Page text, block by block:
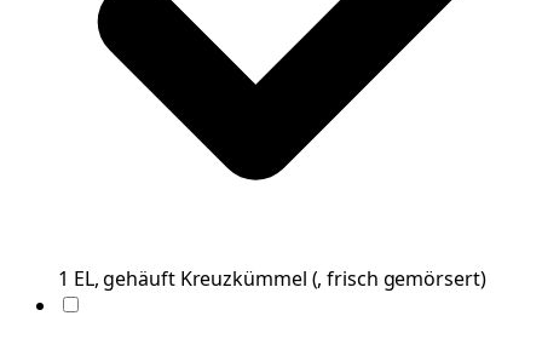
1 EL, gehäuft Kreuzkümmel (, frisch gemörsert)